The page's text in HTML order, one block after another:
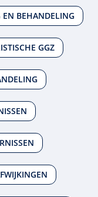
BEHANDELING
GGZ